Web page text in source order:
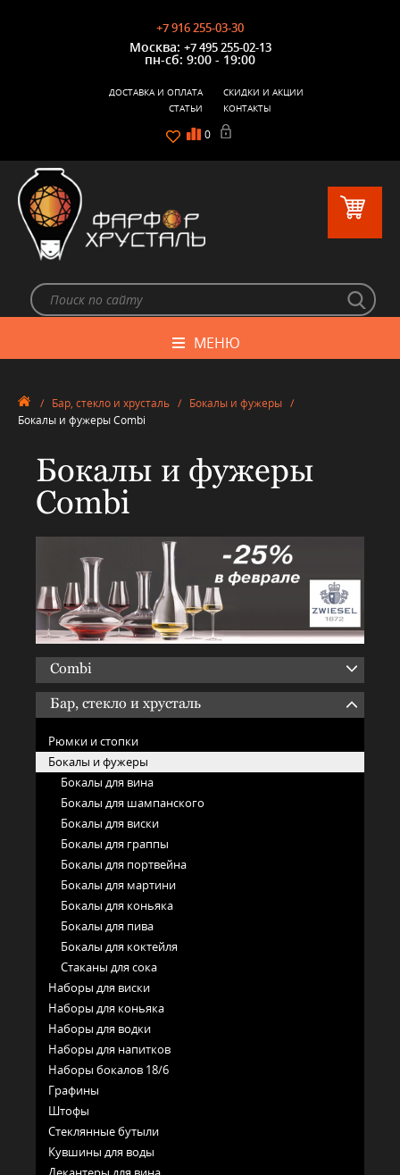
+7 916 255-03-30
Москва: +7 495 255-02-13
пн-сб: 9:00 - 19:00
0
ДОСТАВКА И ОПЛАТА
СКИДКИ И АКЦИИ
СТАТЬИ
КОНТАКТЫ
МЕНЮ
/ Бар, стекло и хрусталь / Бокалы и фужеры /
Бокалы и фужеры Combi
Бокалы и фужеры
Combi
Combi
Бар, стекло и хрусталь
Рюмки и стопки
Бокалы и фужеры
Бокалы для вина
Бокалы для шампанского
Бокалы для виски
Бокалы для граппы
Бокалы для портвейна
Бокалы для мартини
Бокалы для коньяка
Бокалы для пива
Бокалы для коктейля
Стаканы для сока
Наборы для виски
Наборы для коньяка
Наборы для водки
Наборы для напитков
Наборы бокалов 18/6
Графины
Штофы
Стеклянные бутыли
Кувшины для воды